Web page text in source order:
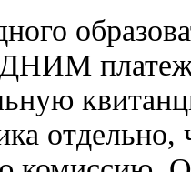
отдельно,